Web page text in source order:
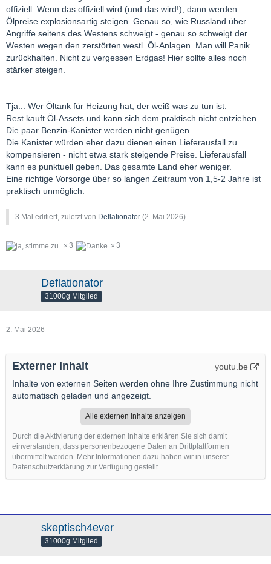
offiziell. Wenn das offiziell wird (und das wird!), dann werden
Ölpreise explosionsartig steigen. Genau so, wie Russland über
Angriffe seitens des Westens schweigt - genau so schweigt der
Westen wegen den zerstörten westl. Öl-Anlagen. Man will Panik
zurückhalten. Nicht zu vergessen Erdgas! Hier sollte alles noch
stärker steigen.
Tja... Wer Öltank für Heizung hat, der weiß was zu tun ist.
Rest kauft Öl-Assets und kann sich dem praktisch nicht entziehen.
Die paar Benzin-Kanister werden nicht genügen.
Die Kanister würden eher dazu dienen einen Lieferausfall zu
kompensieren - nicht etwa stark steigende Preise. Lieferausfall
kann es punktuell geben. Das gesamte Land eher weniger.
Eine richtige Vorsorge über so langen Zeitraum von 1,5-2 Jahre ist
praktisch unmöglich.
3 Mal editiert, zuletzt von Deflationator (2. Mai 2026)
3 3
Deflationator
31000g Mitglied
2. Mai 2026
Externer Inhalt
youtu.be
Inhalte von externen Seiten werden ohne Ihre Zustimmung nicht
automatisch geladen und angezeigt.
Alle externen Inhalte anzeigen
Durch die Aktivierung der externen Inhalte erklären Sie sich damit
einverstanden, dass personenbezogene Daten an Drittplattformen
übermittelt werden. Mehr Informationen dazu haben wir in unserer
Datenschutzerklärung zur Verfügung gestellt.
skeptisch4ever
31000g Mitglied